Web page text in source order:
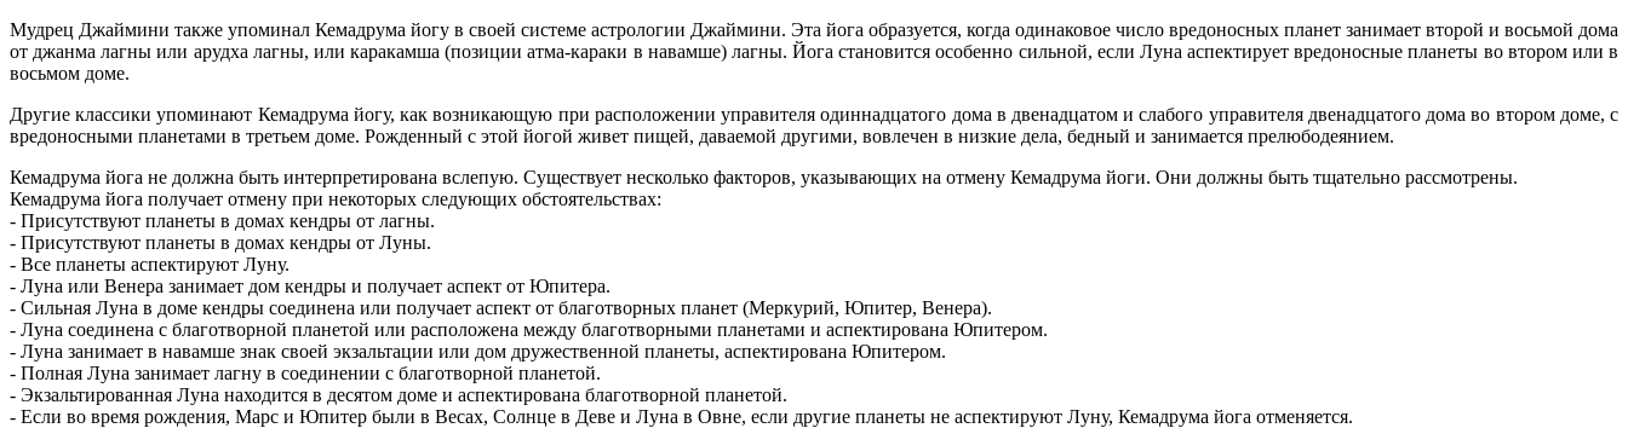
Мудрец Джаймини также упоминал Кемадрума йогу в своей системе астрологии Джаймини. Эта йога образуется, когда одинаковое число вредоносных планет занимает второй и восьмой дома
от джанма лагны или арудха лагны, или каракамша (позиции атма-караки в навамше) лагны. Йога становится особенно сильной, если Луна аспектирует вредоносные планеты во втором или в
восьмом доме.
Другие классики упоминают Кемадрума йогу, как возникающую при расположении управителя одиннадцатого дома в двенадцатом и слабого управителя двенадцатого дома во втором доме, с
вредоносными планетами в третьем доме. Рожденный с этой йогой живет пищей, даваемой другими, вовлечен в низкие дела, бедный и занимается прелюбодеянием.
Кемадрума йога не должна быть интерпретирована вслепую. Существует несколько факторов, указывающих на отмену Кемадрума йоги. Они должны быть тщательно рассмотрены.
Кемадрума йога получает отмену при некоторых следующих обстоятельствах:
- Присутствуют планеты в домах кендры от лагны.
- Присутствуют планеты в домах кендры от Луны.
- Все планеты аспектируют Луну.
- Луна или Венера занимает дом кендры и получает аспект от Юпитера.
- Сильная Луна в доме кендры соединена или получает аспект от благотворных планет (Меркурий, Юпитер, Венера).
- Луна соединена с благотворной планетой или расположена между благотворными планетами и аспектирована Юпитером.
- Луна занимает в навамше знак своей экзальтации или дом дружественной планеты, аспектирована Юпитером.
- Полная Луна занимает лагну в соединении с благотворной планетой.
- Экзальтированная Луна находится в десятом доме и аспектирована благотворной планетой.
- Если во время рождения, Марс и Юпитер были в Весах, Солнце в Деве и Луна в Овне, если другие планеты не аспектируют Луну, Кемадрума йога отменяется.